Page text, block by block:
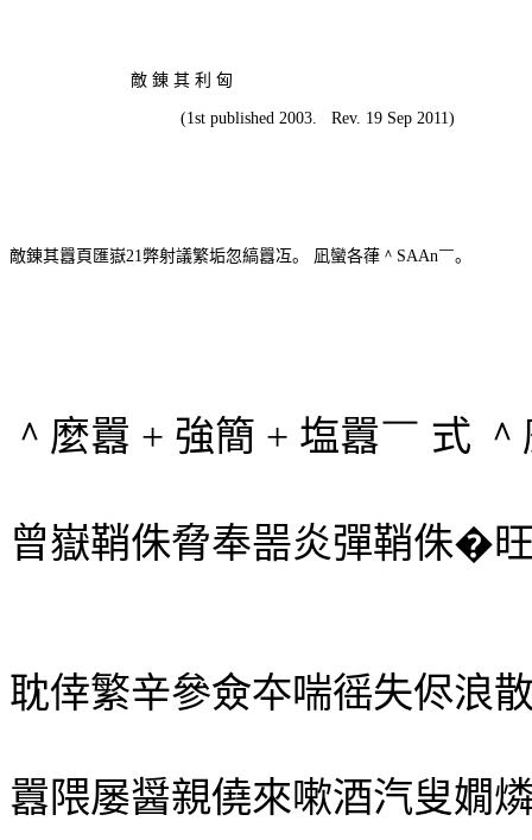
敵 錬 其 利 匈
(1st published 2003. Rev. 19 Sep 2011)
敵錬其囂頁匯嶽21弊射議繁垢忽縞囂冱。 凪蠻各葎 ＾SAAn￣。
＾ 麼囂 + 強簡 + 塩囂￣ 式 ＾
曾嶽鞘侏脅奉噐炎彈鞘侏�
耽倖繁辛參僉夲喘徭失侭浪
囂隈屡醤親僥來嗽酒汽叟嫺